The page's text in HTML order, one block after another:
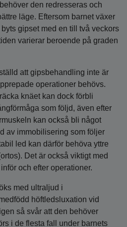
den redresseras och
läge. Eftersom barnet växer
gipset med en till två veckors
varierar beroende på graden
att gipsbehandling inte är
operationer behövs.
knäet kan dock förbli
som följd, även efter
kan också bli något
av immobilisering som följer
led kan därför behöva yttre
Det är också viktigt med
och efter operationer.
med ultraljud i
höftledsluxation vid
så svår att den behöver
i de flesta fall under barnets